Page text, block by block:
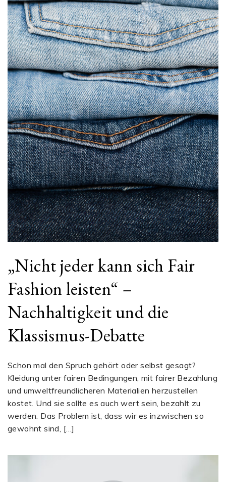
„Nicht jeder kann sich Fair
Fashion leisten“ –
Nachhaltigkeit und die
Klassismus-Debatte
Schon mal den Spruch gehört oder selbst gesagt?
Kleidung unter fairen Bedingungen, mit fairer Bezahlung
und umweltfreundlicheren Materialien herzustellen
kostet. Und sie sollte es auch wert sein, bezahlt zu
werden. Das Problem ist, dass wir es inzwischen so
gewohnt sind, […]